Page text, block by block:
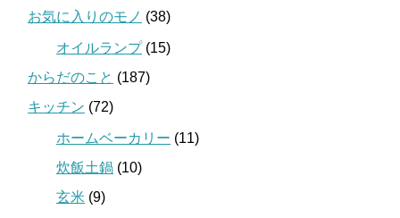
お気に入りのモノ (38)
オイルランプ(15)
からだのこと (187)
キッチン (72)
ホームベーカリー (11)
炊飯土鍋 (10)
玄米 (9)